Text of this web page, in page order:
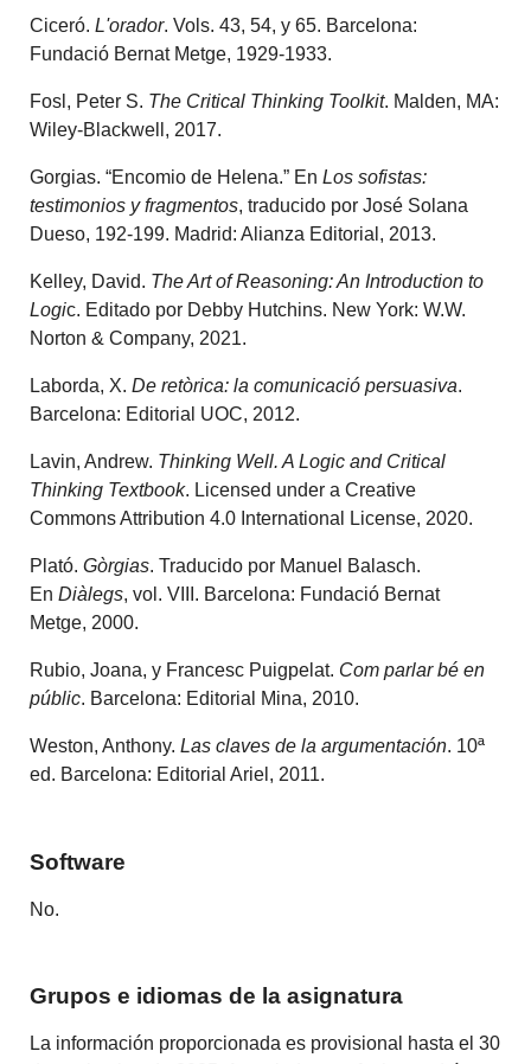
Ciceró.L'orador. Vols. 43, 54, y 65. Barcelona:
Fundació Bernat Metge, 1929-1933.
Fosl, Peter S. The Critical Thinking Toolkit. Malden, MA:
Wiley-Blackwell, 2017.
Gorgias. “Encomio de Helena.” EnLos sofistas:
testimonios y fragmentos, traducido por José Solana
Dueso, 192-199. Madrid: Alianza Editorial, 2013.
Kelley, David. The Art of Reasoning: An Introduction to
Logic. Editado por Debby Hutchins. New York: W.W.
Norton & Company, 2021.
Laborda, X.De retòrica: la comunicació persuasiva.
Barcelona: Editorial UOC, 2012.
Lavin, Andrew. Thinking Well. A Logic and Critical
Thinking Textbook. Licensed under a Creative
Commons Attribution 4.0 International License, 2020.
Plató.Gòrgias. Traducido por Manuel Balasch.
EnDiàlegs, vol. VIII. Barcelona: Fundació Bernat
Metge, 2000.
Rubio, Joana, y Francesc Puigpelat. Com parlar bé en
públic. Barcelona: Editorial Mina, 2010.
Weston, Anthony.Las claves de la argumentación. 10ª
ed. Barcelona: Editorial Ariel, 2011.
Software
No.
Grupos e idiomas de la asignatura
La información proporcionada es provisional hasta el 30